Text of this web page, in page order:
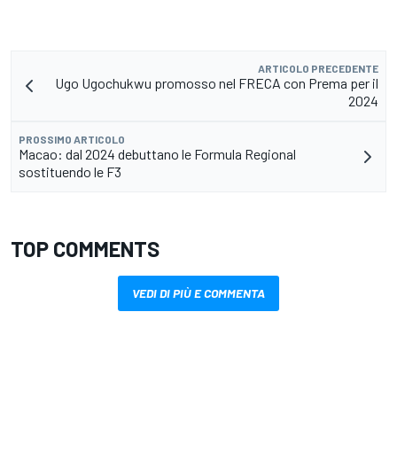
ARTICOLO PRECEDENTE
Ugo Ugochukwu promosso nel FRECA con Prema per il
2024
PROSSIMO ARTICOLO
Macao: dal 2024 debuttano le Formula Regional
sostituendo le F3
TOP COMMENTS
VEDI DI PIÙ E COMMENTA